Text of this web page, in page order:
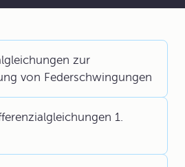
zur
von Federschwingungen
1.